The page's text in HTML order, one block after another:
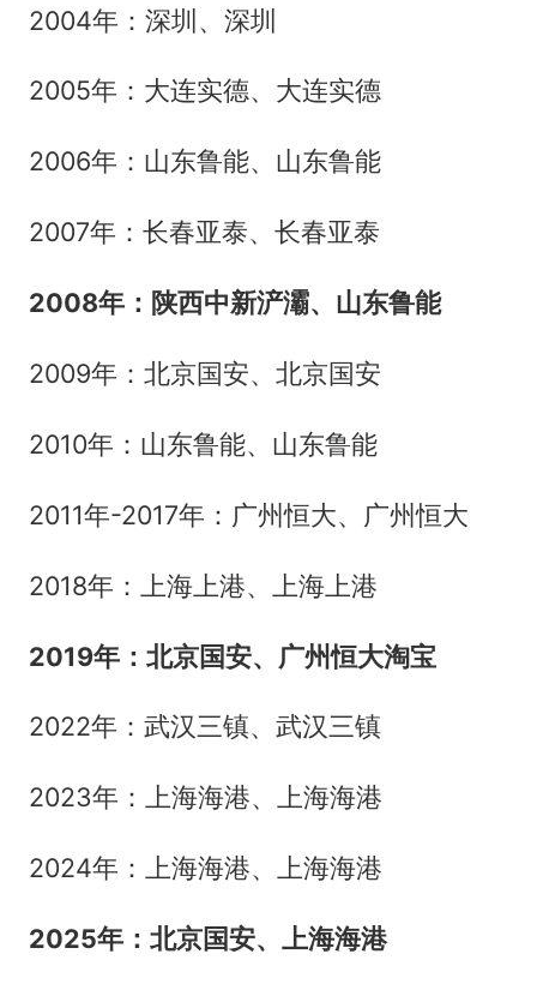
2004年：深圳、深圳
2005年：大连实德、大连实德
2006年：山东鲁能、山东鲁能
2007年：长春亚泰、长春亚泰
2008年：陕西中新浐灞、山东鲁能
2009年：北京国安、北京国安
2010年：山东鲁能、山东鲁能
2011年-2017年：广州恒大、广州恒大
2018年：上海上港、上海上港
2019年：北京国安、广州恒大淘宝
2022年：武汉三镇、武汉三镇
2023年：上海海港、上海海港
2024年：上海海港、上海海港
2025年：北京国安、上海海港